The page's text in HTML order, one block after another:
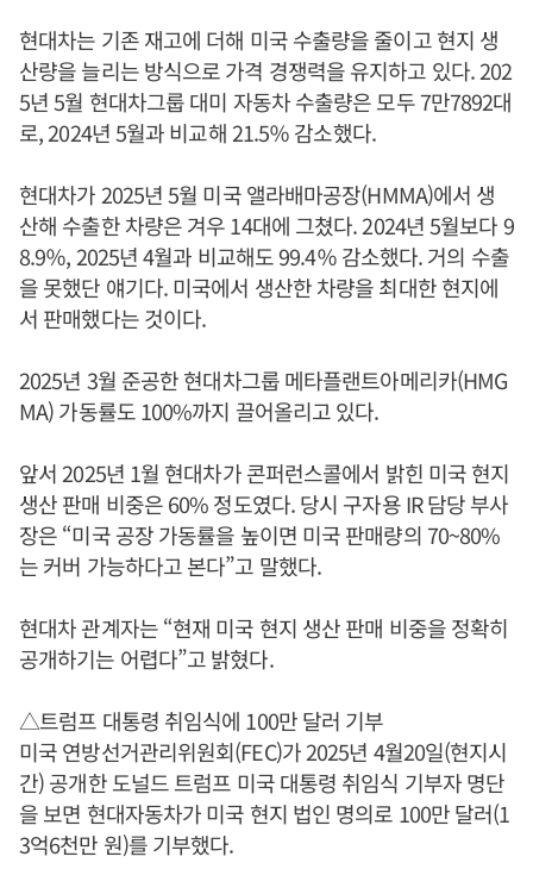
현대차는 기존 재고에 더해 미국 수출량을 줄이고 현지 생
산량을 늘리는 방식으로 가격 경쟁력을 유지하고 있다. 202
5년 5월 현대차그룹 대미 자동차 수출량은 모두 7만7892대
로, 2024년 5월과 비교해 21.5％ 감소했다.
현대차가 2025년 5월 미국 앨라배마공장(HMMA)에서 생
산해 수출한 차량은 겨우 14대에 그쳤다. 2024년 5월보다 9
8.9％, 2025년 4월과 비교해도 99.4％ 감소했다. 거의 수출
을 못했단 얘기다. 미국에서 생산한 차량을 최대한 현지에
서 판매했다는 것이다.
2025년 3월 준공한 현대차그룹 메타플랜트아메리카(HMG
MA) 가동률도 100%까지 끌어올리고 있다.
앞서 2025년 1월 현대차가 콘퍼런스콜에서 밝힌 미국 현지
생산 판매 비중은 60% 정도였다. 당시 구자용 IR 담당 부사
장은 “미국 공장 가동률을 높이면 미국 판매량의 70~80%
는 커버 가능하다고 본다”고 말했다.
현대차 관계자는 “현재 미국 현지 생산 판매 비중을 정확히
공개하기는 어렵다”고 밝혔다.
△트럼프 대통령 취임식에 100만 달러 기부
미국 연방선거관리위원회(FEC)가 2025년 4월20일(현지시
간) 공개한 도널드 트럼프 미국 대통령 취임식 기부자 명단
을 보면 현대자동차가 미국 현지 법인 명의로 100만 달러(1
3억6천만 원)를 기부했다.